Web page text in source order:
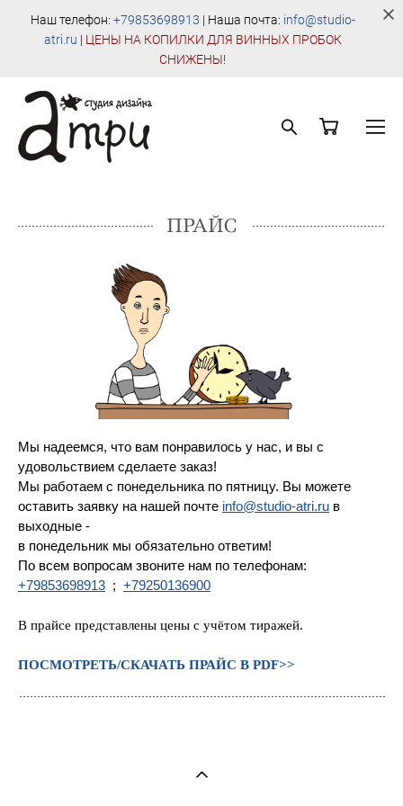
Наш телефон: +79853698913 | Наша почта: info@studio-
atri.ru | ЦЕНЫ НА КОПИЛКИ ДЛЯ ВИННЫХ ПРОБОК
СНИЖЕНЫ!
ПРАЙС
Мы надеемся, что вам понравилось у нас, и вы с
удовольствием сделаете заказ!
Мы работаем с понедельника по пятницу. Вы можете
оставить заявку на нашей почте info@studio-atri.ru в
выходные -
в понедельник мы обязательно ответим!
По всем вопросам звоните нам по телефонам:
+79853698913 ; +79250136900
В прайсе представлены цены с учётом тиражей.
ПОСМОТРЕТЬ/СКАЧАТЬ ПРАЙС В PDF>>